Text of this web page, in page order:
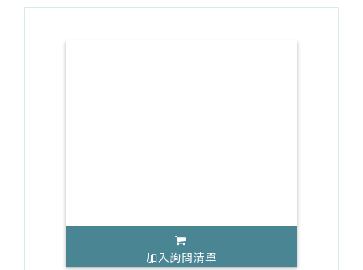
加入詢問清單